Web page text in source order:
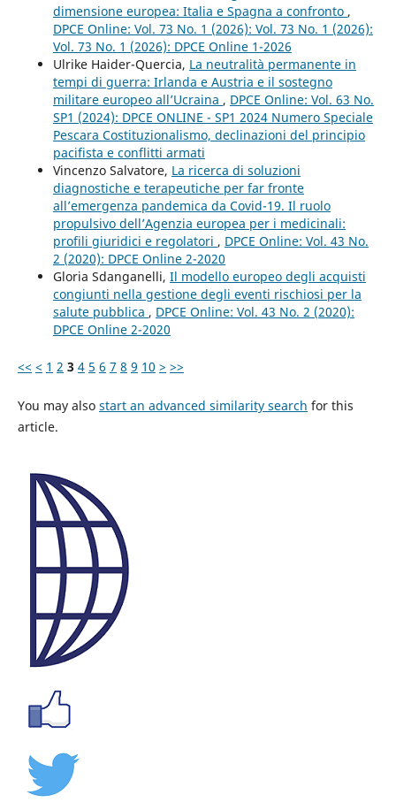
dimensione europea: Italia e Spagna a confronto ,
DPCE Online: Vol. 73 No. 1 (2026): Vol. 73 No. 1 (2026):
Vol. 73 No. 1 (2026): DPCE Online 1-2026
Ulrike Haider-Quercia, La neutralità permanente in
tempi di guerra: Irlanda e Austria e il sostegno
militare europeo all’Ucraina , DPCE Online: Vol. 63 No.
SP1 (2024): DPCE ONLINE - SP1 2024 Numero Speciale
Pescara Costituzionalismo, declinazioni del principio
pacifista e conflitti armati
Vincenzo Salvatore, La ricerca di soluzioni
diagnostiche e terapeutiche per far fronte
all’emergenza pandemica da Covid-19. Il ruolo
propulsivo dell’Agenzia europea per i medicinali:
profili giuridici e regolatori , DPCE Online: Vol. 43 No.
2 (2020): DPCE Online 2-2020
Gloria Sdanganelli, Il modello europeo degli acquisti
congiunti nella gestione degli eventi rischiosi per la
salute pubblica , DPCE Online: Vol. 43 No. 2 (2020):
DPCE Online 2-2020
<< < 1 2 3 4 5 6 7 8 9 10 > >>
You may also start an advanced similarity search for this
article.